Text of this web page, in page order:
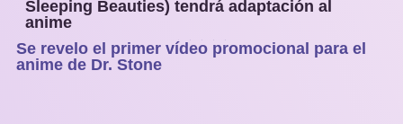
Sleeping Beauties) tendrá adaptación al
anime
Se revelo el primer vídeo promocional para el
anime de Dr. Stone